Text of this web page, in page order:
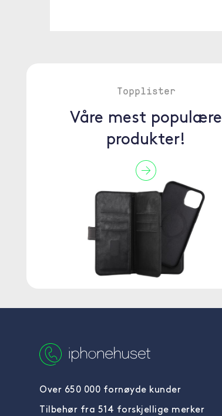
Topplister
Våre mest populære
produkter!
Over 650 000 fornøyde kunder
Tilbehør fra 514 forskjellige merker